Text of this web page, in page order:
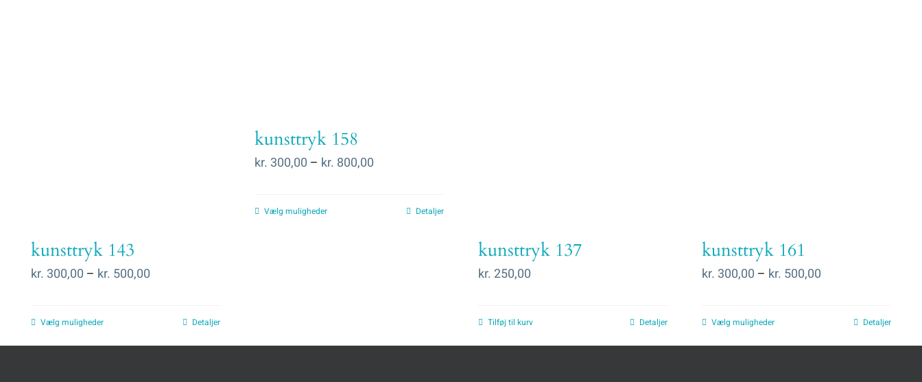
kunsttryk 143
kr. 300,00 – kr. 500,00
Vælg muligheder Detaljer
kunsttryk 158
kr. 300,00 – kr. 800,00
Vælg muligheder Detaljer
kunsttryk 137
kr. 250,00
Tilføj til kurv Detaljer
kunsttryk 161
kr. 300,00 – kr. 500,00
Vælg muligheder Detaljer